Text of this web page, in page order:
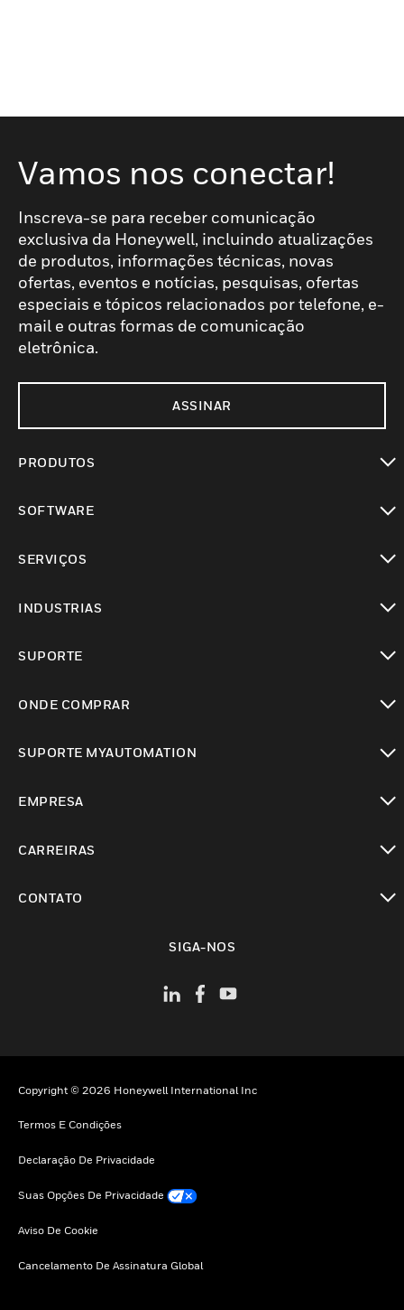
Vamos nos conectar!
Inscreva-se para receber comunicação
exclusiva da Honeywell, incluindo atualizações
de produtos, informações técnicas, novas
ofertas, eventos e notícias, pesquisas, ofertas
especiais e tópicos relacionados por telefone, e-
mail e outras formas de comunicação
eletrônica.
ASSINAR
PRODUTOS
SOFTWARE
SERVIÇOS
INDUSTRIAS
SUPORTE
ONDE COMPRAR
SUPORTE MYAUTOMATION
EMPRESA
CARREIRAS
CONTATO
SIGA-NOS
Copyright © 2026 Honeywell International Inc
Termos E Condições
Declaração De Privacidade
Suas Opções De Privacidade
Aviso De Cookie
Cancelamento De Assinatura Global